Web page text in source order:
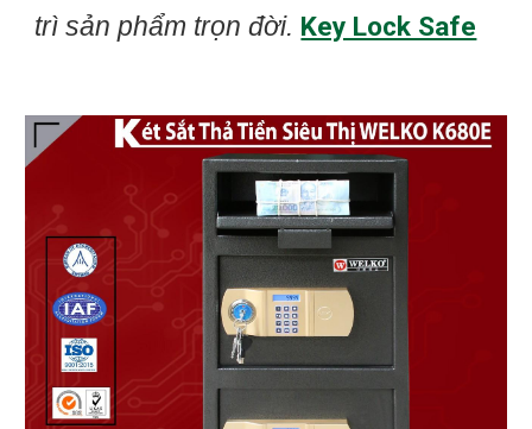
trì sản phẩm trọn đời. Key Lock Safe